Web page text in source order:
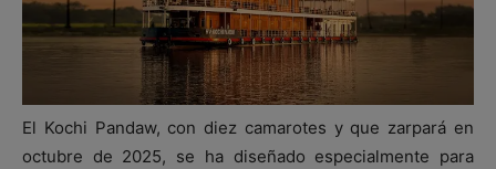
El Kochi Pandaw, con diez camarotes y que zarpará en
octubre de 2025, se ha diseñado especialmente para